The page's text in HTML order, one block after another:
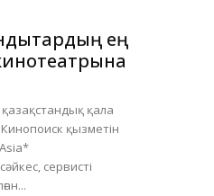
ең
қала
Кинопоиск қызметін
сервисті